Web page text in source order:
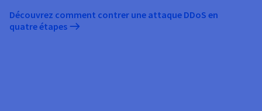
Découvrez comment contrer une attaque DDoS en
quatre étapes